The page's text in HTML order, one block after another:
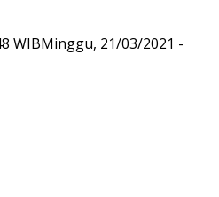
WIBMinggu, 21/03/2021 -